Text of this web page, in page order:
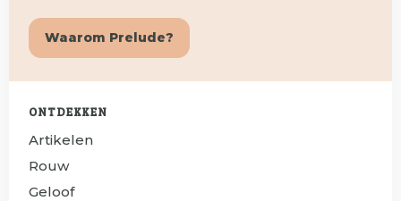
Waarom Prelude?
ONTDEKKEN
Artikelen
Rouw
Geloof